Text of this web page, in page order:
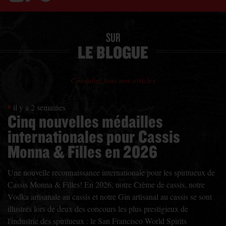
SUR
LE BLOGUE
Consultez tous nos articles
il y a 2 semaines
Cinq nouvelles médailles
internationales pour Cassis
Monna & Filles en 2026
Une nouvelle reconnaissance internationale pour les spiritueux de
Cassis Monna & Filles! En 2026, notre Crème de cassis, notre
Vodka artisanale au cassis et notre Gin artisanal au cassis se sont
illustrés lors de deux des concours les plus prestigieux de
l'industrie des spiritueux : le San Francisco World Spirits